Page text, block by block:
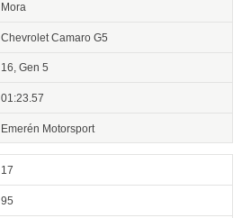
Mora
Chevrolet Camaro G5
16, Gen 5
01:23.57
Emerén Motorsport
17
95